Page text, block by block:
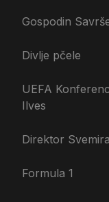
Gospodin
Divlje pčele
UEFA
Ilves
Direktor Svemira
Formula 1